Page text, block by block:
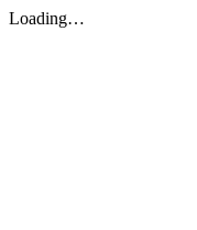
Loading…